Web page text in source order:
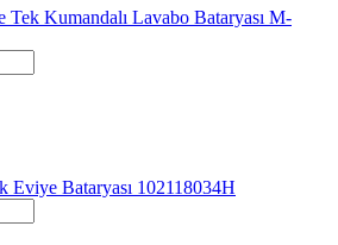
Tek Kumandalı Lavabo Bataryası M-
Bataryası 102118034H